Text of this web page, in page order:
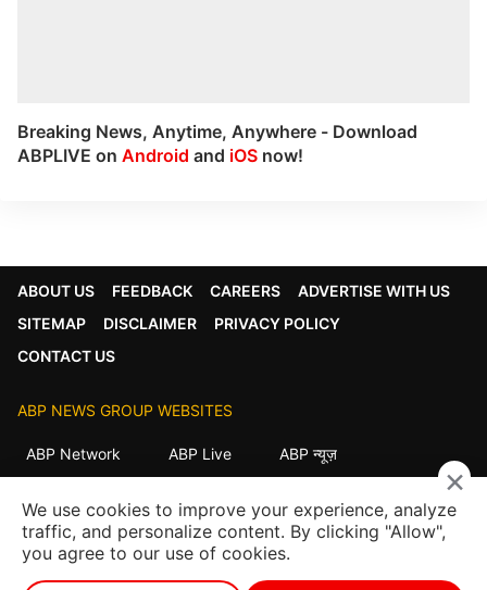
Breaking News, Anytime, Anywhere - Download
ABPLIVE on Android and iOS now!
ABOUT US FEEDBACK CAREERS
ADVERTISE WITH US
SITEMAP
DISCLAIMER
PRIVACY POLICY
CONTACT US
ABP NEWS GROUP WEBSITES
ABP Network ABP Live
ABP न्यूज़
ABP Ganga
ABP ਸਾਂਝਾ ABP நாடு ABP దేశం
FOLLOW US
×
We use cookies to improve your experience, analyze
traffic, and personalize content. By clicking "Allow",
you agree to our use of cookies.